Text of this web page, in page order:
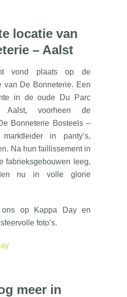
locatie van
– Aalst
vond plaats op de
van De Bonneterie. Een
in de oude Du Parc
Aalst, voorheen de
Bonneterie Bosteels –
in panty’s,
Na hun faillissement in
fabrieksgebouwen leeg,
nu in volle glorie
op Kappa Day en
foto’s.
meer in